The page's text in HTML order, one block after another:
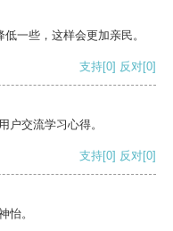
一些，这样会更加亲民。
支持[0] 反对[0]
户交流学习心得。
支持[0] 反对[0]
怡。